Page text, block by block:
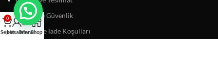
Gizlilik ve Güvenlik
Garanti ve İade Koşulları
0
SepetHesabımMenuShop